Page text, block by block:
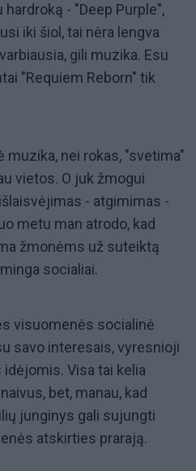
- "Deep Purple",
iki šiol, tai nėra lengva
gili muzika. Esu
"Requiem Reborn" tik
muzika, nei rokas, "svetima"
vietos. O juk žmogui
- atgimimas -
metu man atrodo, kad
žmonėms už suteiktą
socialiai.
visuomenės socialinė
savo interesais, vyresnioji
Visa tai kelia
bet, manau, kad
junginys gali sujungti
atskirties prarają.